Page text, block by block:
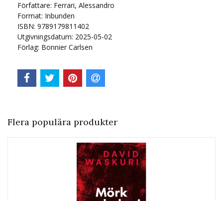
Författare: Ferrari, Alessandro
Format: Inbunden
ISBN: 9789179811402
Utgivningsdatum: 2025-05-02
Förlag: Bonnier Carlsen
Flera populära produkter